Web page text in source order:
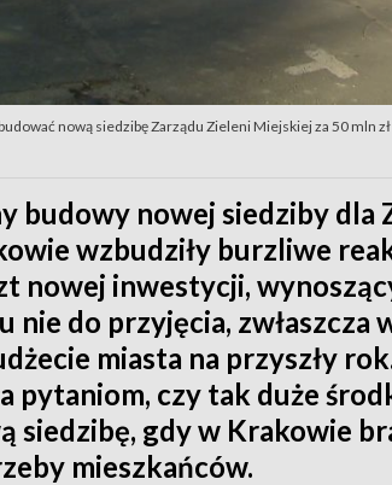
nową siedzibę Zarządu Zieleni Miejskiej za 50 mln zł
budowy nowej siedziby dla
wzbudziły burzliwe
nowej inwestycji,
nie do przyjęcia,
miasta na przyszły
pytaniom, czy tak duże
siedzibę, gdy w Krakowie
mieszkańców.